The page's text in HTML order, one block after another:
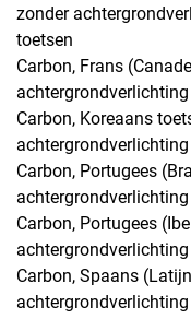
zonder
toetsen
Carbon, Frans
Carbon, Koreaans
Carbon, Portugees
Carbon, Portugees
Carbon, Spaans